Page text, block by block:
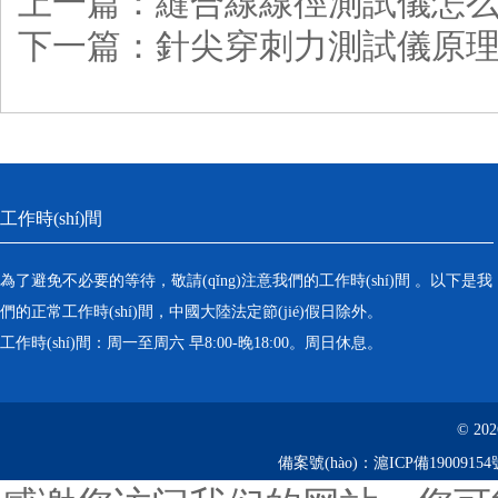
下一篇： 針尖穿刺力測試儀原
工作時(shí)間
為了避免不必要的等待，敬請(qǐng)注意我們的工作時(shí)間 。以下是我
們的正常工作時(shí)間，中國大陸法定節(jié)假日除外。
工作時(shí)間：周一至周六 早8:00-晚18:00。周日休息。
©
備案號(hào)： 滬ICP備19009154